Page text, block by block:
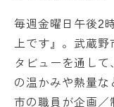
毎週金曜日午後2
上です』。武蔵
タビューを通して
の温かみや熱量
市の職員が企画／